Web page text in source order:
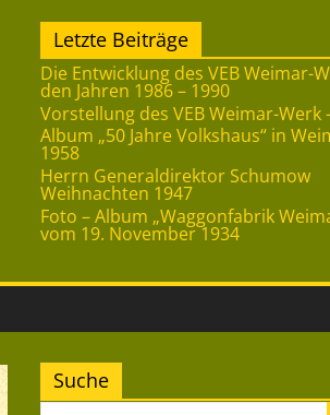
Letzte Beiträge
Die Entwicklung des VEB Weimar-
den Jahren 1986 – 1990
Vorstellung des VEB Weimar-Werk
Album „50 Jahre Volkshaus“ in
1958
Herrn Generaldirektor Schumow
Weihnachten 1947
Foto – Album „Waggonfabrik
vom 19. November 1934
Suche